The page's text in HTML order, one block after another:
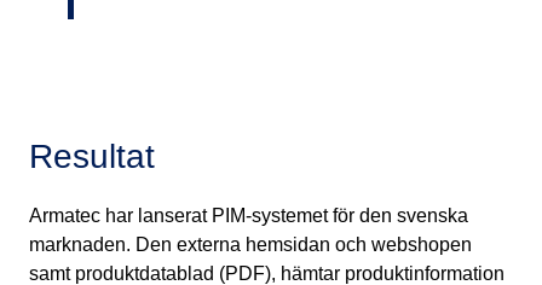
Resultat
Armatec har lanserat PIM-systemet för den svenska
marknaden. Den externa hemsidan och webshopen
samt produktdatablad (PDF), hämtar produktinformation